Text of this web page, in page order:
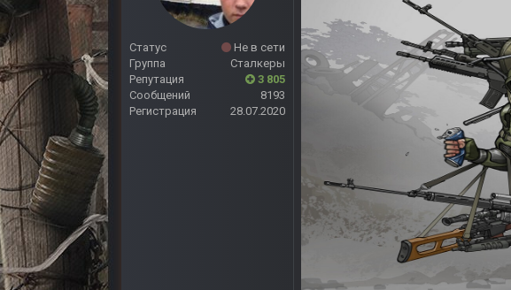
Статус
Не в сети
Группа
Сталкеры
Репутация
3 805
Сообщений
8193
Регистрация
28.07.2020